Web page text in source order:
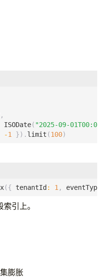
,
ISODate( "2025-09-
-1 }). limit (100)
({ tenantId: 1 , eventType
引上。
膨胀